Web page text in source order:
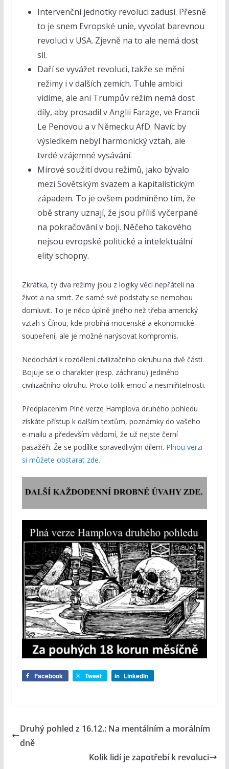
Intervenční jednotky revoluci zadusí. Přesně
to je snem Evropské unie, vyvolat barevnou
revoluci v USA. Zjevně na to ale nemá dost
sil.
Daří se vyvážet revoluci, takže se mění
režimy i v dalších zemích. Tuhle ambici
vidíme, ale ani Trumpův režim nemá dost
díly, aby prosadil v Anglii Farage, ve Francii
Le Penovou a v Německu AfD. Navíc by
výsledkem nebyl harmonický vztah, ale
tvrdé vzájemné vysávání.
Mírové soužití dvou režimů, jako bývalo
mezi Sovětským svazem a kapitalistickým
západem. To je ovšem podmíněno tím, že
obě strany uznají, že jsou příliš vyčerpané
na pokračování v boji. Něčeho takového
nejsou evropské politické a intelektuální
elity schopny.
Zkrátka, ty dva režimy jsou z logiky věci nepřáteli na
život a na smrt. Ze samé své podstaty se nemohou
domluvit. To je něco úplně jiného než třeba americký
vztah s Čínou, kde probíhá mocenské a ekonomické
soupeření, ale je možné narýsovat kompromis.
Nedochází k rozdělení civilizačního okruhu na dvě části.
Bojuje se o charakter (resp. záchranu) jediného
civilizačního okruhu. Proto tolik emocí a nesmiřitelnosti.
Předplacením Plné verze Hamplova druhého pohledu
získáte přístup k dalším textům, poznámky do vašeho
e-mailu a především vědomí, že už nejste černí
pasažéři. Že se podílíte spravedlivým dílem. Plnou verzi
si můžete obstarat zde.
Facebook Tweet LinkedIn
Druhý pohled z 16.12.: Na mentálním a morálním
dně
Kolik lidí je zapotřebí k revoluci